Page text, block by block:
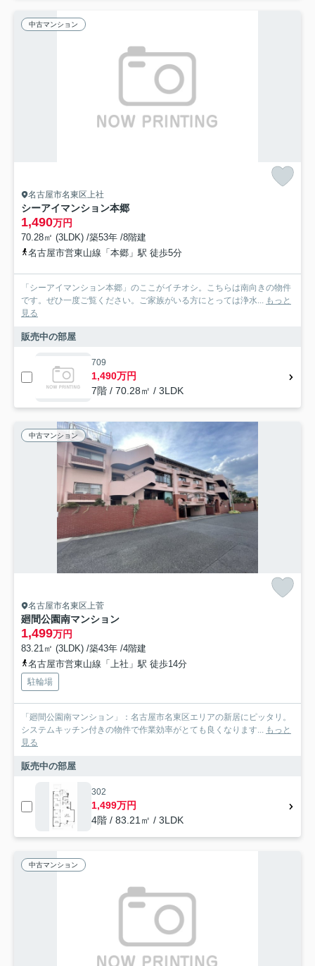
中古マンション
名古屋市名東区上社
シーアイマンション本郷
1,490万円
70.28㎡ (3LDK) /築53年 /8階建
名古屋市営東山線「本郷」駅 徒歩5分
「シーアイマンション本郷」のここがイチオシ。こちらは南向きの物件
です。ぜひ一度ご覧ください。ご家族がいる方にとっては浄水... もっと
見る
販売中の部屋
709
1,490万円
7階 / 70.28㎡ / 3LDK
中古マンション
名古屋市名東区上菅
廻間公園南マンション
1,499万円
83.21㎡ (3LDK) /築43年 /4階建
名古屋市営東山線「上社」駅 徒歩14分
駐輪場
「廻間公園南マンション」：名古屋市名東区エリアの新居にピッタリ。
システムキッチン付きの物件で作業効率がとても良くなります... もっと
見る
販売中の部屋
302
1,499万円
4階 / 83.21㎡ / 3LDK
中古マンション